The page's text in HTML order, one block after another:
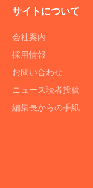
サイトについて
会社案内
採用情報
お問い合わせ
ニュース読者投稿
編集長からの手紙